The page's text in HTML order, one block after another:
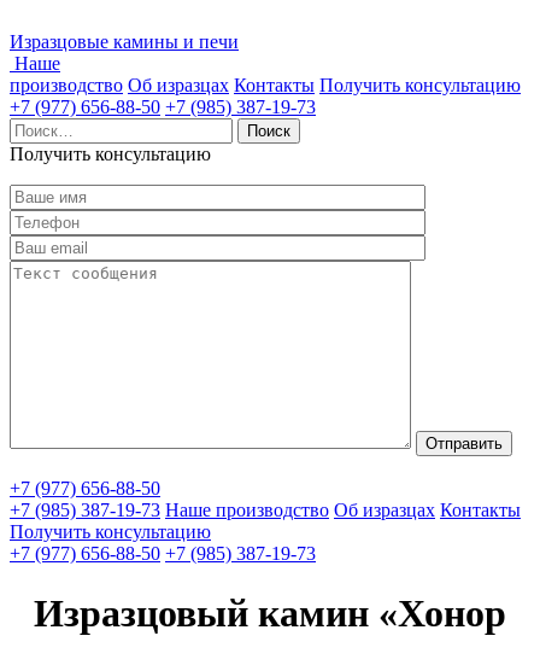
Изразцовые камины и печи
Наше
производство Об изразцах Контакты Получить консультацию
+7 (977) 656-88-50 +7 (985) 387-19-73
Найти:
Получить консультацию
+7 (977) 656-88-50
+7 (985) 387-19-73 Наше производство Об изразцах Контакты
Получить консультацию
+7 (977) 656-88-50 +7 (985) 387-19-73
Изразцовый камин «Хонор